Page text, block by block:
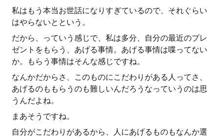
私はもう本当お世話になりすぎているので、それぐらい
はやらないとという。
だから、っていう感じで、私は多分、自分の最近のプレ
ゼントをもらう、あげる事情。あげる事情は喋ってない
か。もらう事情はそんな感じですね。
なんかだからさ、このものにこだわりがある人ってさ、
あげるのももらうのも難しいんだろうなっていうのは思
うんだよね。
まあそうですね。
自分がこだわりがあるから、人にあげるものもなんか選